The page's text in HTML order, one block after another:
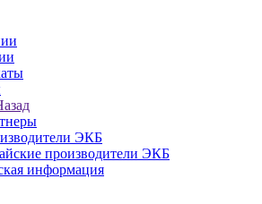
ЭКБ
производители ЭКБ
информация